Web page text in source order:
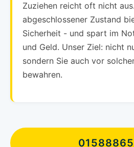
Zuziehen reicht oft nicht
abgeschlossener Zustand
Sicherheit - und spart im
und Geld. Unser Ziel: nicht
sondern Sie auch vor
bewahren.